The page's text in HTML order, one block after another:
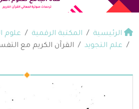
الرئيسية المكتبة الرقمية
علوم
علم التجويد
القرآن الكريم مع